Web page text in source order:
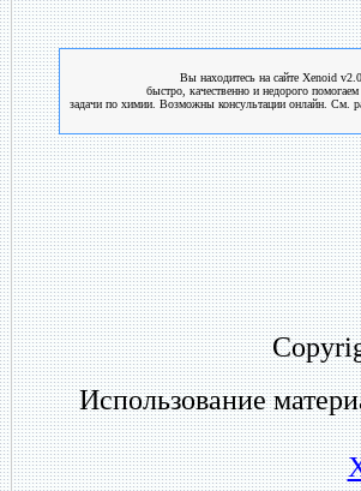
Вы находитесь на сайте Xenoid
быстро, качественно и недорого
задачи по химии. Возможны консультации онлайн. См.
Использование